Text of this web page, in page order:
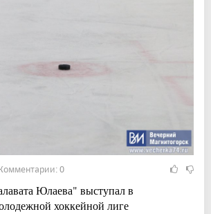
0
Юлаева" выступал в
хоккейной лиге